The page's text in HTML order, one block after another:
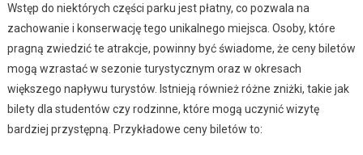
Wstęp do niektórych części parku jest płatny, co pozwala na
zachowanie i konserwację tego unikalnego miejsca. Osoby, które
pragną zwiedzić te atrakcje, powinny być świadome, że ceny biletów
mogą wzrastać w sezonie turystycznym oraz w okresach
większego napływu turystów. Istnieją również różne zniżki, takie jak
bilety dla studentów czy rodzinne, które mogą uczynić wizytę
bardziej przystępną. Przykładowe ceny biletów to: